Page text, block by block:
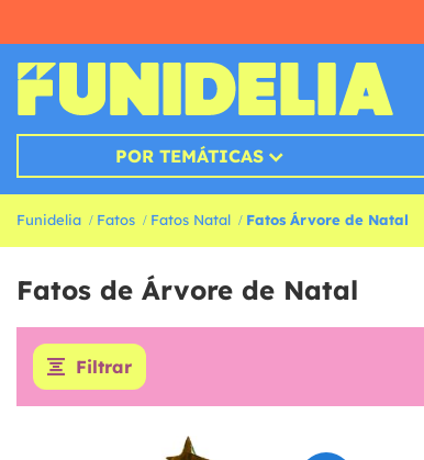
POR TEMÁTICAS
Funidelia Fatos Fatos Natal Fatos Árvore de Natal
Fatos de Árvore de Natal
Filtrar